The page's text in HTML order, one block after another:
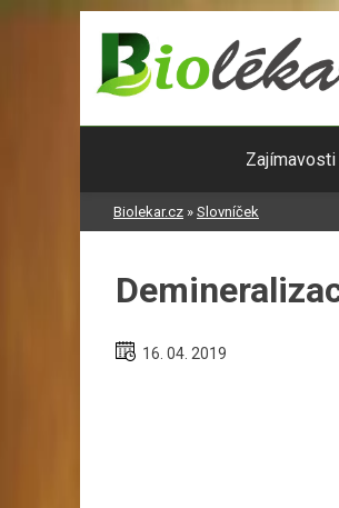
Zajímavosti
Biolekar.cz » Slovníček
16. 04. 2019